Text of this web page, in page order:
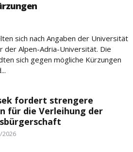
sich nach Angaben der Universität
der Alpen-Adria-Universität. Die
sich gegen mögliche Kürzungen
fordert strengere
für die Verleihung der
2026